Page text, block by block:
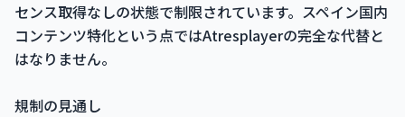
センス取得なしの状態で制限されています。スペイン国内
コンテンツ特化という点ではAtresplayerの完全な代替と
はなりません。
規制の見通し